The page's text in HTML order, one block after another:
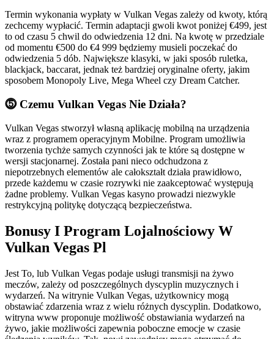
Termin wykonania wypłaty w Vulkan Vegas zależy od kwoty, którą
zechcemy wypłacić. Termin adaptacji gwoli kwot poniżej €499, jest
to od czasu 5 chwil do odwiedzenia 12 dni. Na kwotę w przedziale
od momentu €500 do €4 999 będziemy musieli poczekać do
odwiedzenia 5 dób. Największe klasyki, w jaki sposób ruletka,
blackjack, baccarat, jednak też bardziej oryginalne oferty, jakim
sposobem Monopoly Live, Mega Wheel czy Dream Catcher.
⓹ Czemu Vulkan Vegas Nie Działa?
Vulkan Vegas stworzył własną aplikację mobilną na urządzenia
wraz z programem operacyjnym Mobilne. Program umożliwia
tworzenia tychże samych czynności jak te które są dostępne w
wersji stacjonarnej. Została pani nieco odchudzona z
niepotrzebnych elementów ale całokształt działa prawidłowo,
przede każdemu w czasie rozrywki nie zaakceptować występują
żadne problemy. Vulkan Vegas kasyno prowadzi niezwykle
restrykcyjną politykę dotyczącą bezpieczeństwa.
Bonusy I Program Lojalnościowy W
Vulkan Vegas Pl
Jest To, lub Vulkan Vegas podaje usługi transmisji na żywo
meczów, zależy od poszczególnych dyscyplin muzycznych i
wydarzeń. Na witrynie Vulkan Vegas, użytkownicy mogą
obstawiać zdarzenia wraz z wielu różnych dyscyplin. Dodatkowo,
witryna www proponuje możliwość obstawiania wydarzeń na
żywo, jakie możliwości zapewnia poboczne emocje w czasie